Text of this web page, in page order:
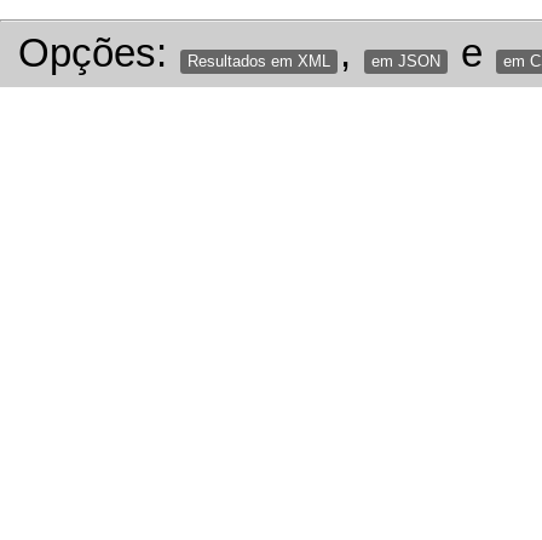
Opções: Resultados em XML , em JSON e em